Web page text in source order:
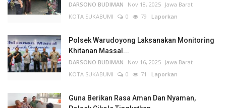
DARSONO BUDIMAN Nov 18, 2025 Jawa Barat
KOTA SUKABUMI
0 79 Laporkan
Polsek Warudoyong Laksanakan Monitoring
Khitanan Massal...
DARSONO BUDIMAN Nov 16, 2025 Jawa Barat
KOTA SUKABUMI
0 71 Laporkan
Guna Berikan Rasa Aman Dan Nyaman,